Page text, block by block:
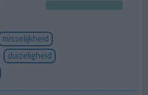
misselijkheid
duizeligheid